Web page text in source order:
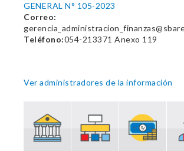
GENERAL N° 105-2023
Correo:
Teléfono:054-213371 Anexo 119
Ver administradores de la información